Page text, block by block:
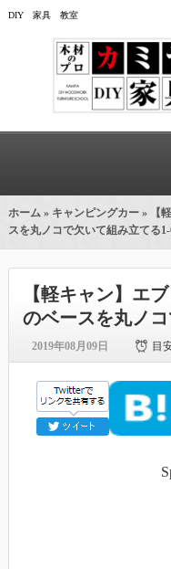
DIY 家具 教室
ホーム » キャンピングカー» 【
スを丸ノコで欠いて組み立てる
【軽キャン】エ
のベースを丸ノ
2019年08月09日 目